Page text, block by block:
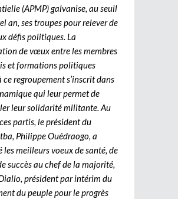
(APMP) galvanise, au seuil
an, ses troupes pour relever de
défis politiques. La
de vœux entre les membres
et formations politiques
regroupement s’inscrit dans
qui leur permet de
leur solidarité militante. Au
partis, le président du
Philippe Ouédraogo, a
les meilleurs voeux de santé, de
succès au chef de la majorité,
président par intérim du
du peuple pour le progrès